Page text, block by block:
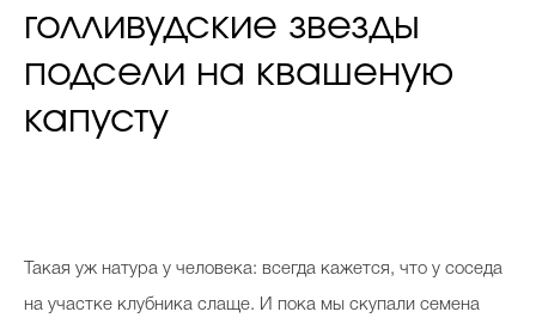
голливудские звезды
подсели на квашеную
капусту
Такая уж натура у человека: всегда кажется, что у соседа
на участке клубника слаще. И пока мы скупали семена